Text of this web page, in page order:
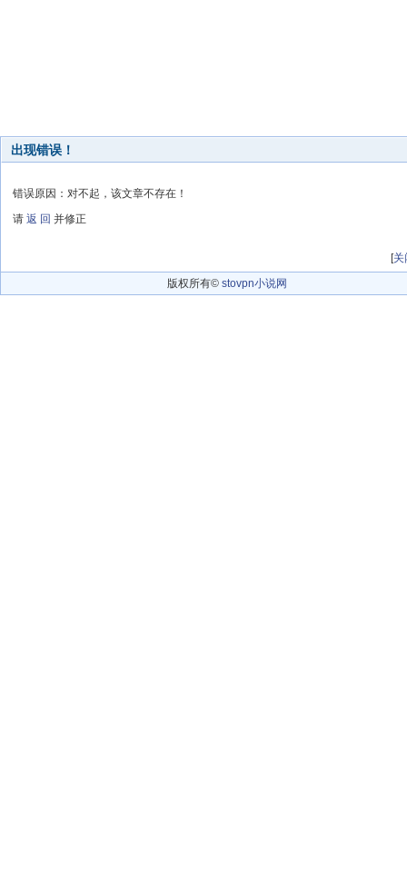
出现错误！
错误原因：对不起，该文章不存在！
请 返 回 并修正
[关
版权所有© stovpn小说网